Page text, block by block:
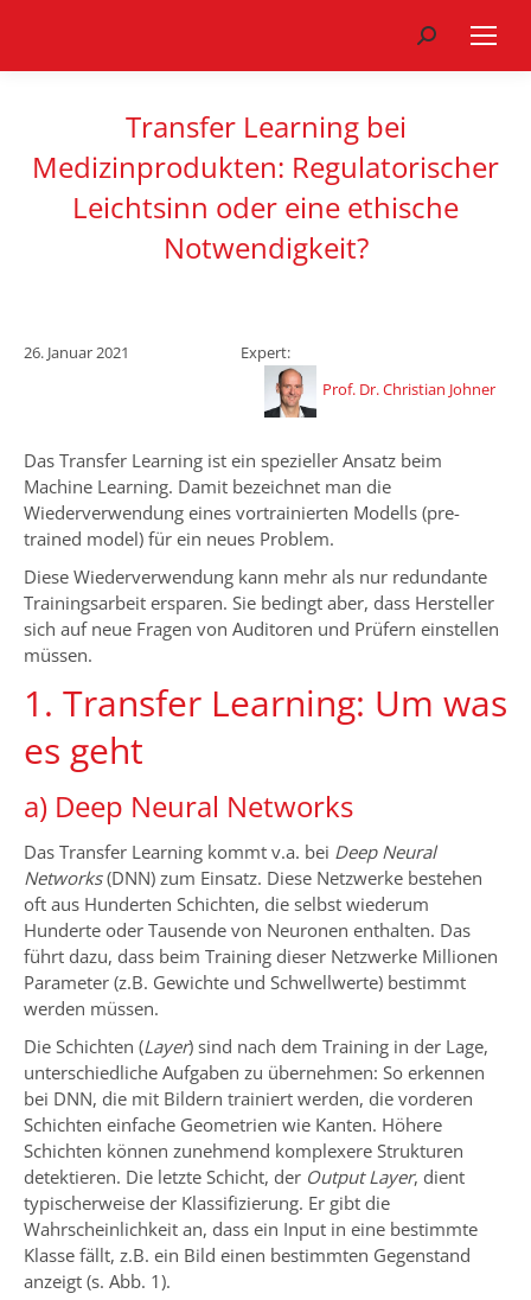
Search:
Transfer Learning bei
Medizinprodukten: Regulatorischer
Leichtsinn oder eine ethische
Notwendigkeit?
26. Januar 2021
Expert:
Prof. Dr. Christian Johner
Das Transfer Learning ist ein spezieller Ansatz beim
Machine Learning. Damit bezeichnet man die
Wiederverwendung eines vortrainierten Modells (pre-
trained model) für ein neues Problem.
Diese Wiederverwendung kann mehr als nur redundante
Trainingsarbeit ersparen. Sie bedingt aber, dass Hersteller
sich auf neue Fragen von Auditoren und Prüfern einstellen
müssen.
1. Transfer Learning: Um was
es geht
a) Deep Neural Networks
Das Transfer Learning kommt v.a. bei Deep Neural
Networks(DNN) zum Einsatz. Diese Netzwerke bestehen
oft aus Hunderten Schichten, die selbst wiederum
Hunderte oder Tausende von Neuronen enthalten. Das
führt dazu, dass beim Training dieser Netzwerke Millionen
Parameter (z.B. Gewichte und Schwellwerte) bestimmt
werden müssen.
Die Schichten (Layer) sind nach dem Training in der Lage,
unterschiedliche Aufgaben zu übernehmen: So erkennen
bei DNN, die mit Bildern trainiert werden, die vorderen
Schichten einfache Geometrien wie Kanten. Höhere
Schichten können zunehmend komplexere Strukturen
detektieren. Die letzte Schicht, der Output Layer, dient
typischerweise der Klassifizierung. Er gibt die
Wahrscheinlichkeit an, dass ein Input in eine bestimmte
Klasse fällt, z.B. ein Bild einen bestimmten Gegenstand
anzeigt (s. Abb. 1).